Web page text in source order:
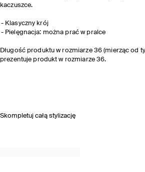
kaczuszce.
Klasyczny krój
Pielęgnacja: można prać w pralce
Długość produktu w rozmiarze 36 (mierząc od
prezentuje produkt w rozmiarze 36.
Skompletuj całą stylizację